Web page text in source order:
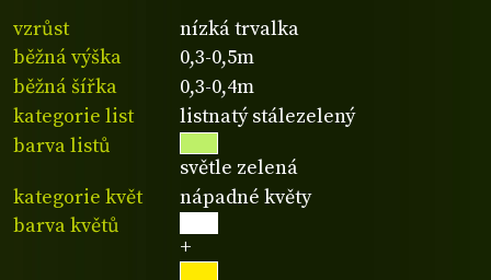
vzrůst
nízká trvalka
běžná výška
0,3-0,5m
běžná šířka
0,3-0,4m
kategorie list
listnatý stálezelený
barva listů
světle zelená
kategorie květ
nápadné květy
barva květů
+